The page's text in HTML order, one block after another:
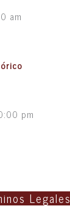
am
pm
Legales